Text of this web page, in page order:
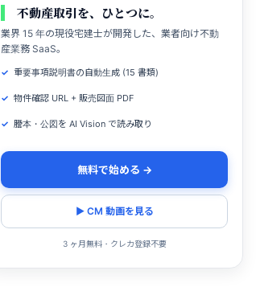
不動産取引を、ひとつに。
業界 15 年の現役宅建士が開発した、業者向け不動
産業務 SaaS。
重要事項説明書の自動生成 (15 書類)
物件確認 URL + 販売図面 PDF
謄本・公図を AI Vision で読み取り
無料で始める →
▶ CM 動画を見る
3 ヶ月無料・クレカ登録不要